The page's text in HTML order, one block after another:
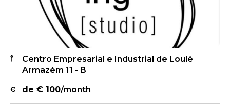
Centro Empresarial e Industrial de Loulé
Armazém 11 - B
de € 100/month